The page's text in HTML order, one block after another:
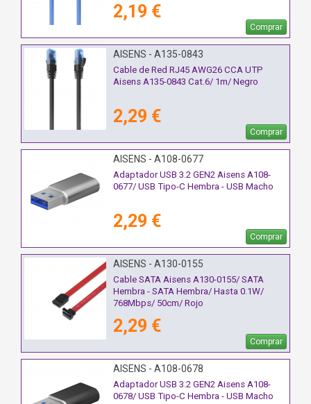
2,19 €
Comprar
AISENS - A135-0843
Cable de Red RJ45 AWG26 CCA UTP
Aisens A135-0843 Cat.6/ 1m/ Negro
2,29 €
Comprar
AISENS - A108-0677
Adaptador USB 3.2 GEN2 Aisens A108-
0677/ USB Tipo-C Hembra - USB Macho
2,29 €
Comprar
AISENS - A130-0155
Cable SATA Aisens A130-0155/ SATA
Hembra - SATA Hembra/ Hasta 0.1W/
768Mbps/ 50cm/ Rojo
2,29 €
Comprar
AISENS - A108-0678
Adaptador USB 3.2 GEN2 Aisens A108-
0678/ USB Tipo-C Hembra - USB Macho